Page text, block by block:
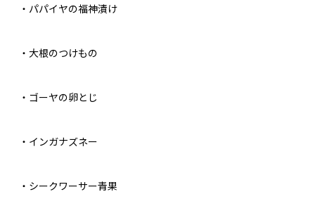
・パパイヤの福神漬け
・大根のつけもの
・ゴーヤの卵とじ
・インガナズネー
・シークワーサー青果